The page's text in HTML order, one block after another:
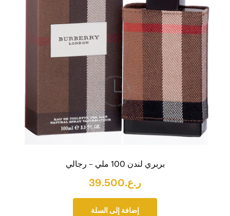
بربري لندن 100 ملي – رجالي
ر.ع.39.500
إضافة إلى السلة